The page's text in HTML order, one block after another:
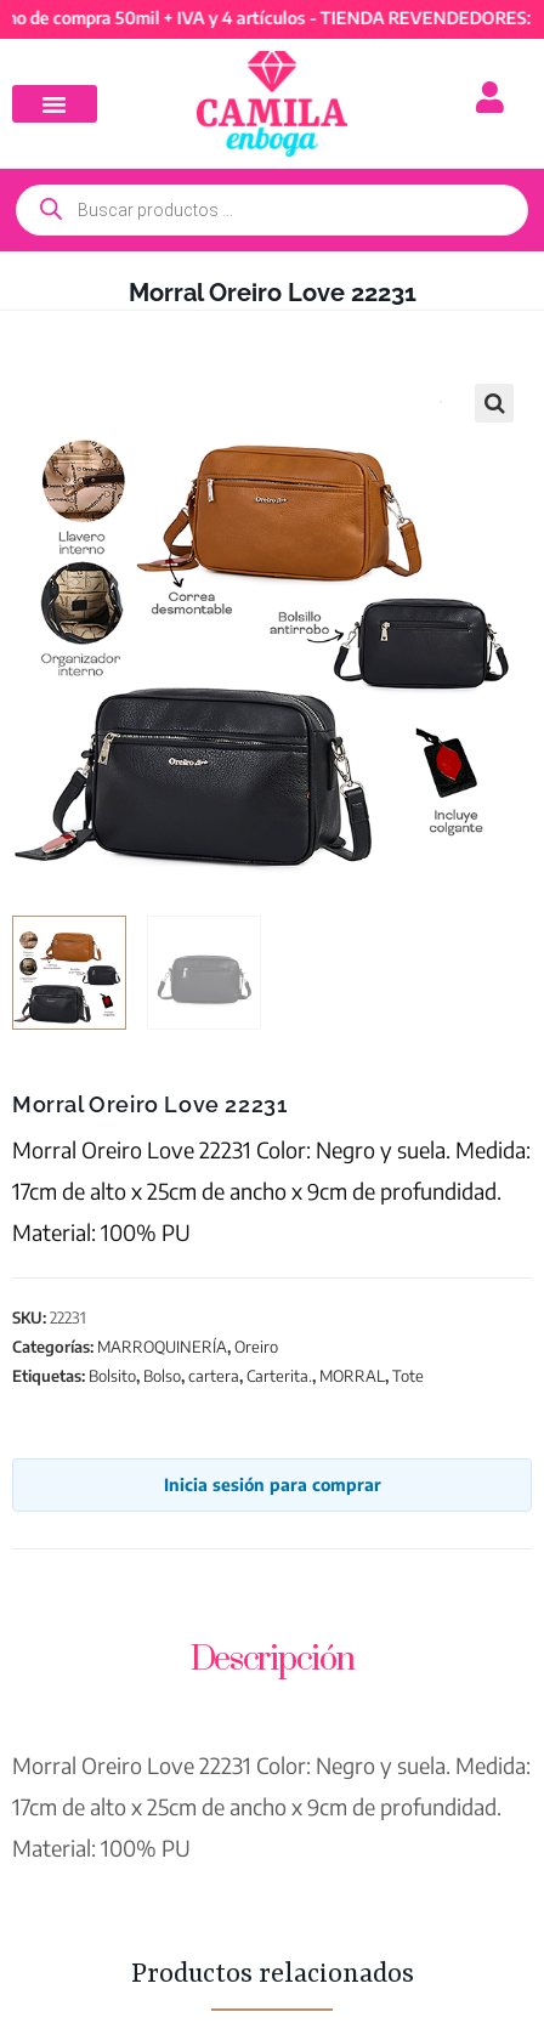
de compra 50mil + IVA y 4 artículos - TIENDA REVENDEDORES:
Morral Oreiro Love 22231
Morral Oreiro Love 22231
Morral Oreiro Love 22231 Color: Negro y suela. Medida:
17cm de alto x 25cm de ancho x 9cm de profundidad.
Material: 100% PU
SKU:22231
Categorías: MARROQUINERÍA,Oreiro
Etiquetas: Bolsito, Bolso,cartera,Carterita., MORRAL ,Tote
Inicia sesión para comprar
Descripción
Morral Oreiro Love 22231 Color: Negro y suela. Medida:
17cm de alto x 25cm de ancho x 9cm de profundidad.
Material: 100% PU
Productos relacionados